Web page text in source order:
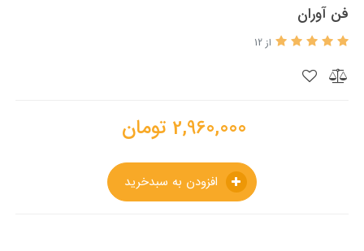
فن آوران
از 12
2,960,000 تومان